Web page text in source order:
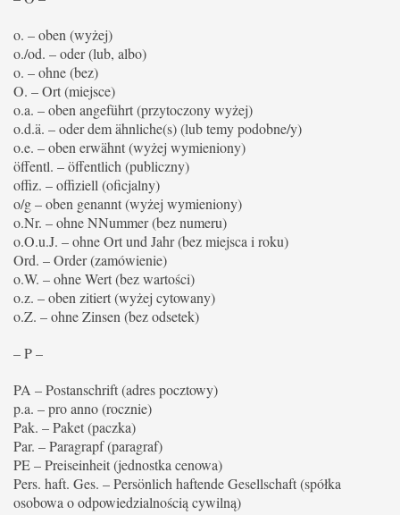
o. – oben (wyżej)
o./od. – oder (lub, albo)
o. – ohne (bez)
O. – Ort (miejsce)
o.a. – oben angeführt (przytoczony wyżej)
o.d.ä. – oder dem ähnliche(s) (lub temy podobne/y)
o.e. – oben erwähnt (wyżej wymieniony)
öffentl. – öffentlich (publiczny)
offiz. – offiziell (oficjalny)
o/g – oben genannt (wyżej wymieniony)
o.Nr. – ohne NNummer (bez numeru)
o.O.u.J. – ohne Ort und Jahr (bez miejsca i roku)
Ord. – Order (zamówienie)
o.W. – ohne Wert (bez wartości)
o.z. – oben zitiert (wyżej cytowany)
o.Z. – ohne Zinsen (bez odsetek)
– P –
PA – Postanschrift (adres pocztowy)
p.a. – pro anno (rocznie)
Pak. – Paket (paczka)
Par. – Paragrapf (paragraf)
PE – Preiseinheit (jednostka cenowa)
Pers. haft. Ges. – Persönlich haftende Gesellschaft (spółka
osobowa o odpowiedzialnością cywilną)